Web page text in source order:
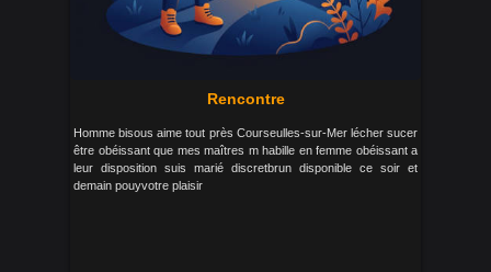
Rencontre
Homme bisous aime tout près Courseulles-sur-Mer lécher sucer
être obéissant que mes maîtres m habille en femme obéissant a
leur disposition suis marié discretbrun disponible ce soir et
demain pouyvotre plaisir